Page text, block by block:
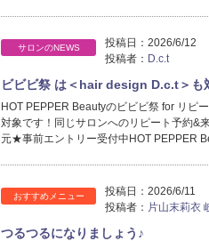
サロンのNEWS 投稿日： 2026/6/12
投稿者： D.c.t
ビビビ祭 は＜hair design D.c.t＞も
HOT PEPPER Beautyのビビビ祭 for リピ
対象です！同じサロンへのリピート予約&
元★事前エントリー受付中HOT PEPPER
おすすめメニュー 投稿日： 2026/6/11
投稿者： 片山末莉衣
つるつるになりましょう♪